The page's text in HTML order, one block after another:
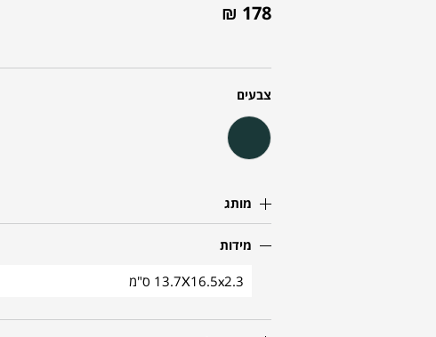
₪ 178
צבעים
מותג
מידות
13.7X16.5x2.3 ס"מ